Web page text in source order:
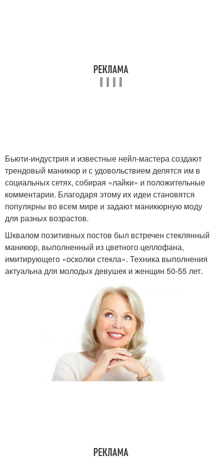
Бьюти-индустрия и известные нейл-мастера создают
трендовый маникюр и с удовольствием делятся им в
социальных сетях, собирая «лайки» и положительные
комментарии. Благодаря этому их идеи становятся
популярны во всем мире и задают маникюрную моду
для разных возрастов.
Шквалом позитивных постов был встречен стеклянный
маникюр, выполненный из цветного целлофана,
имитирующего «осколки стекла». Техника выполнения
актуальна для молодых девушек и женщин 50-55 лет.